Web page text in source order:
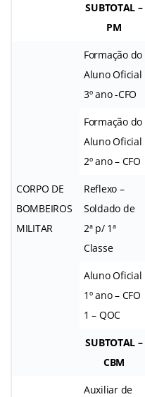
SUBTOTAL –
PM
CORPO DE
BOMBEIROS
MILITAR
Formação do
Aluno Oficial
3º ano -CFO
Formação do
Aluno Oficial
2º ano – CFO
Reflexo –
Soldado de
2ª p/ 1ª
Classe
Aluno Oficial
1º ano – CFO
1 – QOC
SUBTOTAL –
CBM
Auxiliar de